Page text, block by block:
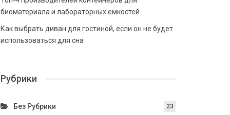
биоматериала и лабораторных емкостей
Как выбрать диван для гостиной, если он не будет
использоваться для сна
Рубрики
Без Рубрики 23